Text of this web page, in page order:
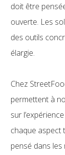
doit être
ouverte. Les
des outils
élargie.
Chez
permettent à
sur
chaque aspect
pensé dans les